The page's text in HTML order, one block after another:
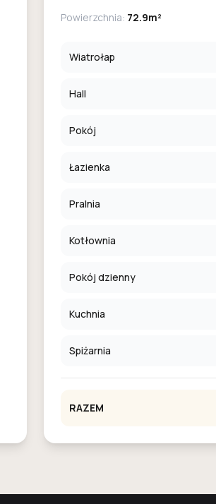
Powierzchnia: 72.9m²
Wiatrołap
Hall
Pokój
Łazienka
Pralnia
Kotłownia
Pokój dzienny
Kuchnia
Spiżarnia
RAZEM